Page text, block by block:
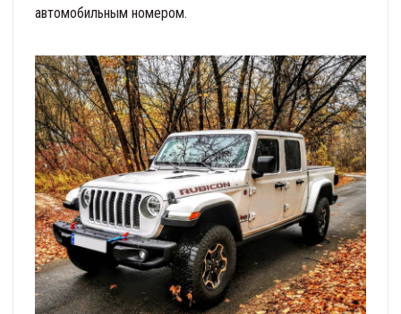
автомобильным номером.